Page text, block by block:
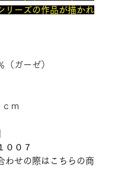
リーズの作品が描かれ
ガーゼ）
ｍ
００７
せの際はこちらの商